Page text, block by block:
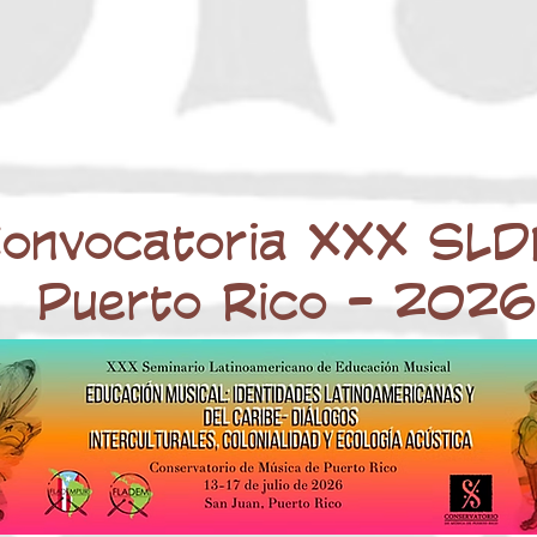
XXX
Puerto Rico - 2026